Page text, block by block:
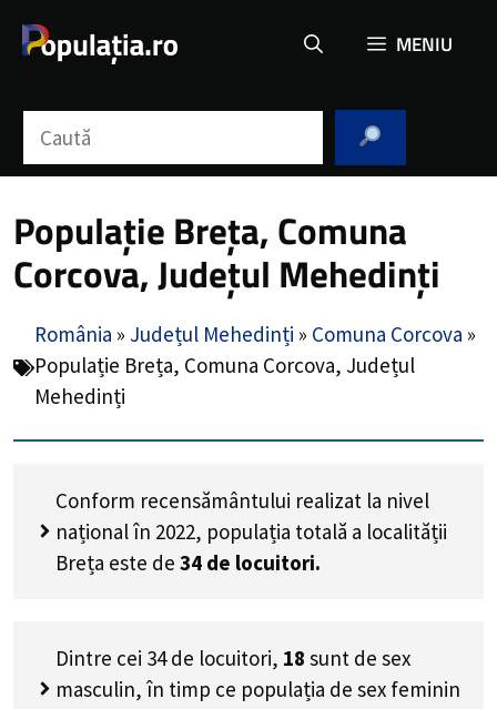
MENIU
Populație Breța, Comuna
Corcova, Județul Mehedinți
România » Județul Mehedinți » Comuna Corcova »
Populație Breța, Comuna Corcova, Județul
Mehedinți
Conform recensământului realizat la nivel
național în 2022, populația totală a localității
Breța este de 34 de locuitori.
Dintre cei 34 de locuitori, 18 sunt de sex
masculin, în timp ce populația de sex feminin